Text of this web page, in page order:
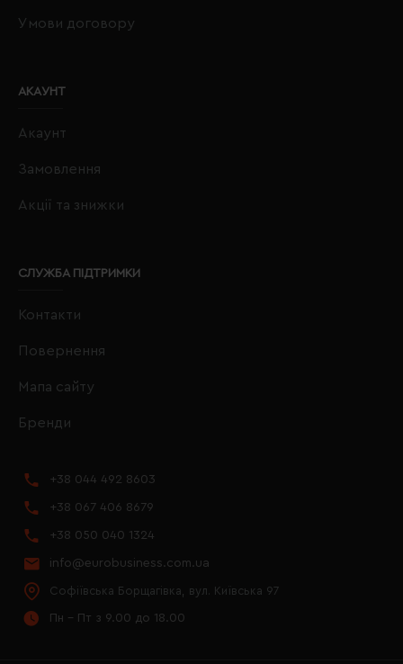
Умови договору
АКАУНТ
Акаунт
Замовлення
Акції та знижки
СЛУЖБА ПІДТРИМКИ
Контакти
Повернення
Мапа сайту
Бренди
+38 044 492 8603
+38 067 406 8679
+38 050 040 1324
info@eurobusiness.com.ua
Софіївська Борщагівка, вул. Київська 97
Пн - Пт з 9.00 до 18.00